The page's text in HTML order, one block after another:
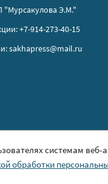
"Мурсакулова Э.М."
+7-914-273-40-15
sakhapress@mail.ru
системам веб-
обработки